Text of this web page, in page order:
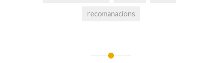
recomanacions